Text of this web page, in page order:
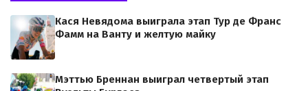
Кася Невядома выиграла этап Тур де Франс
Фамм на Ванту и желтую майку
Мэттью Бреннан выиграл четвертый этап